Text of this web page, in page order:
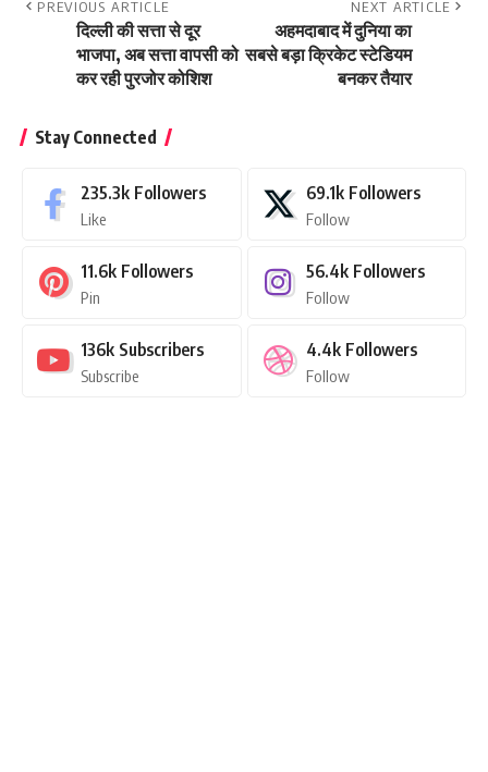
PREVIOUS ARTICLE
दिल्ली की सत्ता से दूर
भाजपा, अब सत्ता वापसी को
कर रही पुरजोर कोशिश
NEXT ARTICLE
अहमदाबाद में दुनिया का
सबसे बड़ा क्रिकेट स्टेडियम
बनकर तैयार
Stay Connected
235.3k Followers
Like
69.1k Followers
Follow
11.6k Followers
Pin
56.4k Followers
Follow
136k Subscribers
Subscribe
4.4k Followers
Follow